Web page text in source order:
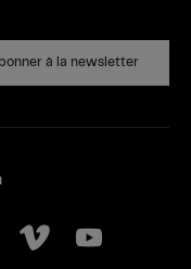
à la newsletter